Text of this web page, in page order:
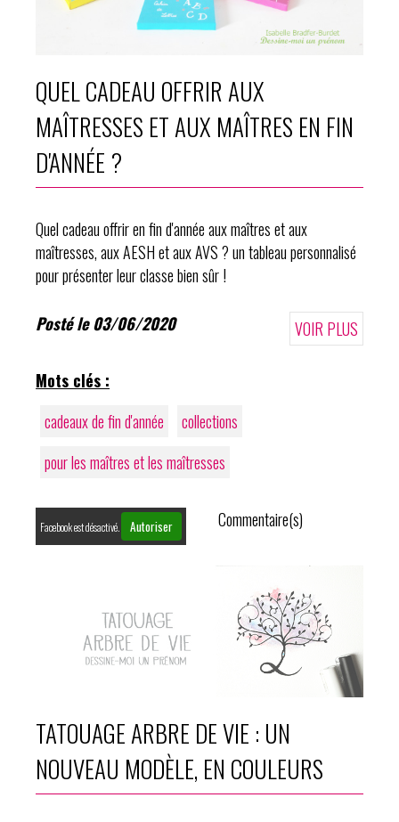
QUEL CADEAU OFFRIR AUX
MAÎTRESSES ET AUX MAÎTRES EN FIN
D'ANNÉE ?
Quel cadeau offrir en fin d'année aux maîtres et aux
maîtresses, aux AESH et aux AVS ? un tableau personnalisé
pour présenter leur classe bien sûr !
Posté le 03/06/2020 VOIR PLUS
Mots clés :
cadeaux de fin d'année
collections
pour les maîtres et les maîtresses
Facebook est désactivé. Autoriser Commentaire(s)
TATOUAGE ARBRE DE VIE : UN
NOUVEAU MODÈLE, EN COULEURS